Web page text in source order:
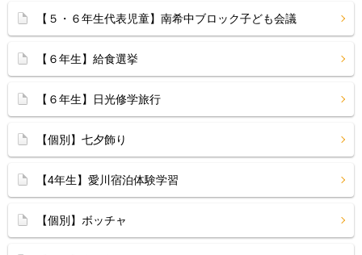
【５・６年生代表児童】南希中ブロック子ども会議
【６年生】給食選挙
【６年生】日光修学旅行
【個別】七夕飾り
【4年生】愛川宿泊体験学習
【個別】ボッチャ